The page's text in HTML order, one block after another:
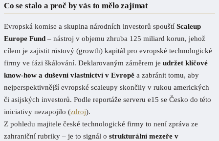
Co se stalo a proč by vás to mělo zajímat
Evropská komise a skupina národních investorů spouští Scaleup
Europe Fund – nástroj v objemu zhruba 125 miliard korun, jehož
cílem je zajistit růstový (growth) kapitál pro evropské technologické
firmy ve fázi škálování. Deklarovaným záměrem je udržet klíčové
know-how a duševní vlastnictví v Evropě a zabránit tomu, aby
nejperspektivnější evropské scaleupy skončily v rukou amerických
či asijských investorů. Podle reportáže serveru e15 se Česko do této
iniciativy nezapojilo (zdroj).
Z pohledu majitele české technologické firmy to není zpráva ze
zahraniční rubriky – je to signál o strukturální mezeře v